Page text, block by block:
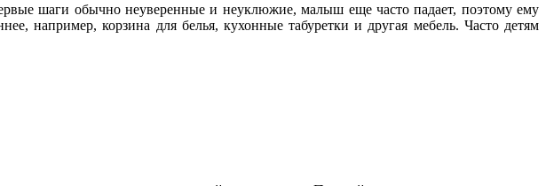
шаги обычно неуверенные и неуклюжие, малыш еще часто падает, поэтому ему
например, корзина для белья, кухонные табуретки и другая мебель. Часто детям